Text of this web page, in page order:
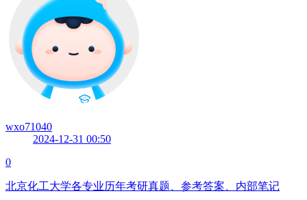
wxo71040
2024-12-31 00:50
0
北京化工大学各专业历年考研真题、参考答案、内部笔记